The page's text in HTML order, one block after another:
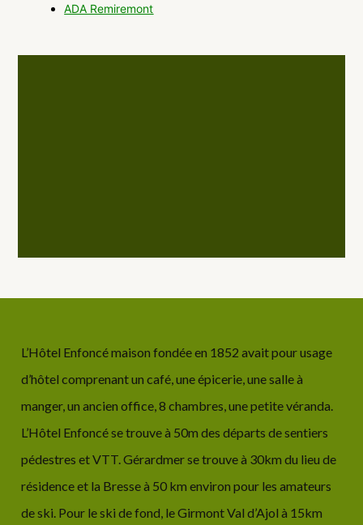
ADA Remiremont
L’Hôtel Enfoncé maison fondée en 1852 avait pour usage
d’hôtel comprenant un café, une épicerie, une salle à
manger, un ancien office, 8 chambres, une petite véranda.
L’Hôtel Enfoncé se trouve à 50m des départs de sentiers
pédestres et VTT. Gérardmer se trouve à 30km du lieu de
résidence et la Bresse à 50 km environ pour les amateurs
de ski. Pour le ski de fond, le Girmont Val d’Ajol à 15km